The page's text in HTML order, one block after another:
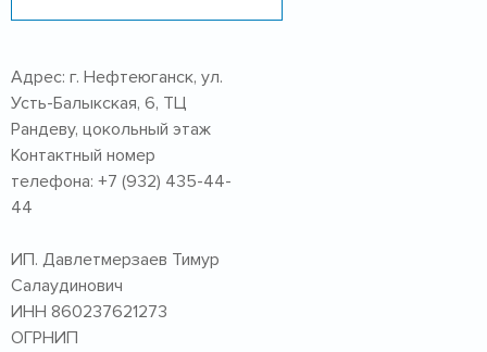
Адрес: г. Нефтеюганск, ул.
Усть-Балыкская, 6, ТЦ
Рандеву, цокольный этаж
Контактный номер
телефона: +7 (932) 435-44-
44
ИП. Давлетмерзаев Тимур
Салаудинович
ИНН 860237621273
ОГРНИП